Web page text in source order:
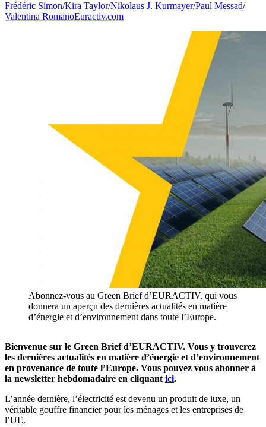
Frédéric Simon/Kira Taylor/Nikolaus J. Kurmayer/Paul Messad/
Valentina RomanoEuractiv.com
Abonnez-vous au Green Brief d’EURACTIV, qui vous
donnera un aperçu des dernières actualités en matière
d’énergie et d’environnement dans toute l’Europe.
Bienvenue sur le Green Brief d’EURACTIV. Vous y trouverez
les dernières actualités en matière d’énergie et d’environnement
en provenance de toute l’Europe. Vous pouvez vous abonner à
la newsletter hebdomadaire en cliquant ici.
L’année dernière, l’électricité est devenu un produit de luxe, un
véritable gouffre financier pour les ménages et les entreprises de
l’UE.